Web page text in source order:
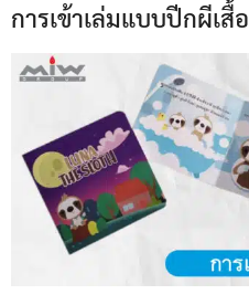
การเข้าเล่มแบบปีกผีเสื้อ